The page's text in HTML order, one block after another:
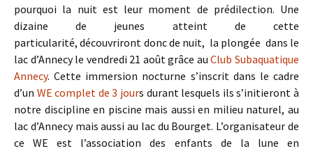
pourquoi la nuit est leur moment de prédilection. Une
dizaine de jeunes atteint de cette
particularité, découvriront donc de nuit, la plongée dans le
lac d’Annecy le vendredi 21 août grâce au Club Subaquatique
Annecy. Cette immersion nocturne s’inscrit dans le cadre
d’un WE complet de 3 jours durant lesquels ils s’initieront à
notre discipline en piscine mais aussi en milieu naturel, au
lac d’Annecy mais aussi au lac du Bourget. L’organisateur de
ce WE est l’association des enfants de la lune en